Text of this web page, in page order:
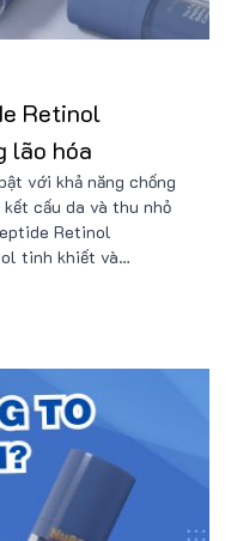
Retinol
lão hóa
với khả năng chống
cấu da và thu nhỏ
Retinol
tinh khiết và
vượt trội mà không
kèm nhiều quà tặng.